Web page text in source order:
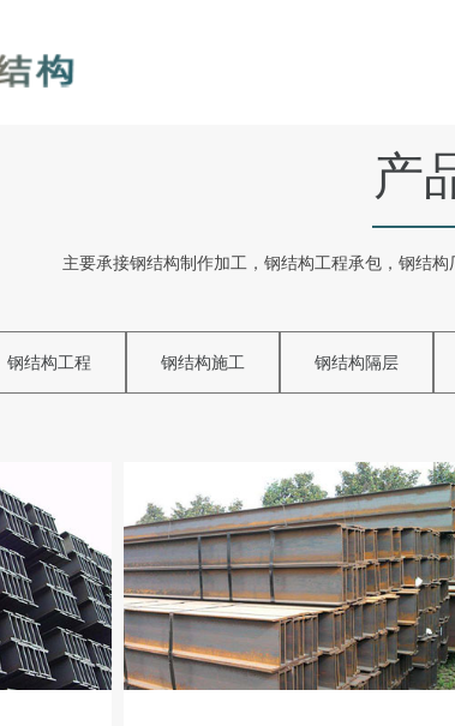
产
主要承接钢结构制作加工，钢结构工程承包，钢结
钢结构工程 钢结构施工 钢结构隔层